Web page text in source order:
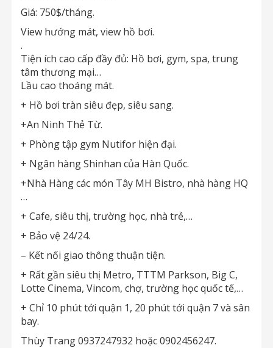
Giá: 750$/tháng.
View hướng mát, view hồ bơi.
.
Tiện ích cao cấp đầy đủ: Hồ bơi, gym, spa, trung
tâm thương mại…
Lầu cao thoáng mát.
+ Hồ bơi tràn siêu đẹp, siêu sang.
+An Ninh Thẻ Từ.
+ Phòng tập gym Nutifor hiện đại.
+ Ngân hàng Shinhan của Hàn Quốc.
+Nhà Hàng các món Tây MH Bistro, nhà hàng HQ
…
+ Cafe, siêu thị, trường học, nhà trẻ,…
+ Bảo vệ 24/24.
– Kết nối giao thông thuận tiện.
+ Rất gần siêu thị Metro, TTTM Parkson, Big C,
Lotte Cinema, Vincom, chợ, trường học quốc tế,…
+ Chỉ 10 phút tới quận 1, 20 phút tới quận 7 và sân
bay.
Thùy Trang 0937247932 hoặc 0902456247.